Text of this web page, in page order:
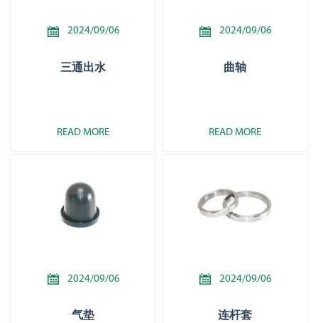
 2024/09/06
三通出水
READ MORE
 2024/09/06
曲轴
READ MORE
 2024/09/06
气垫
 2024/09/06
连杆套